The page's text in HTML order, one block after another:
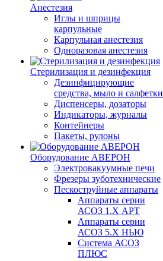
Анестезия
Иглы и шприцы
карпульные
Карпульная анестезия
Одноразовая анестезия
Стерилизация и дезинфекция
Дезинфицирующие
средства, мыло и салфетки
Диспенсеры, дозаторы
Индикаторы, журналы
Контейнеры
Пакеты, рулоны
Оборудование АВЕРОН
Электровакуумные печи
Фрезеры зуботехнические
Пескоструйные аппараты
Аппараты серии
АСОЗ 1.Х АРТ
Аппараты серии
АСОЗ 5.Х НЬЮ
Система АСОЗ
ПЛЮС